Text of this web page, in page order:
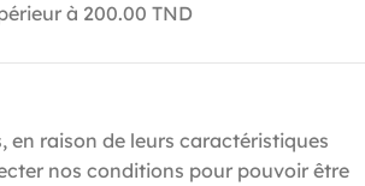
à 200.00 TND
en raison de leurs caractéristiques
nos conditions pour pouvoir être